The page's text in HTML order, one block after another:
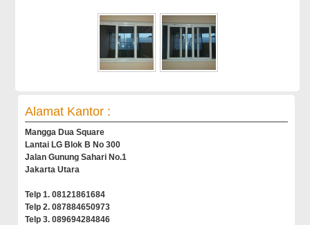
Alamat Kantor :
Mangga Dua Square
Lantai LG Blok B No 300
Jalan Gunung Sahari No.1
Jakarta Utara
Telp 1. 08121861684
Telp 2. 087884650973
Telp 3. 089694284846